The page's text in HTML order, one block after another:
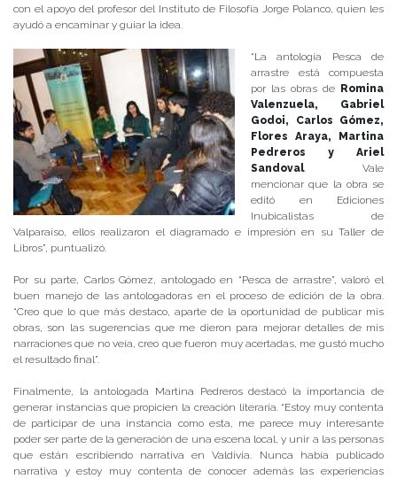
con el apoyo del profesor del Instituto de Filosofía Jorge Polanco, quien les
ayudó a encaminar y guiar la idea.
“La antología Pesca de
arrastre está compuesta
por las obras de Romina
Valenzuela, Gabriel
Godoi, Carlos Gómez,
Flores Araya, Martina
Pedreros y Ariel
Sandoval. Vale
mencionar que la obra se
editó en Ediciones
Inubicalistas de
Valparaíso, ellos realizaron el diagramado e impresión en su Taller de
Libros”, puntualizó.
Por su parte, Carlos Gómez, antologado en “Pesca de arrastre”, valoró el
buen manejo de las antologadoras en el proceso de edición de la obra.
“Creo que lo que más destaco, aparte de la oportunidad de publicar mis
obras, son las sugerencias que me dieron para mejorar detalles de mis
narraciones que no veía, creo que fueron muy acertadas, me gustó mucho
el resultado final”.
Finalmente, la antologada Martina Pedreros destacó la importancia de
generar instancias que propicien la creación literaria. “Estoy muy contenta
de participar de una instancia como esta, me parece muy interesante
poder ser parte de la generación de una escena local, y unir a las personas
que están escribiendo narrativa en Valdivia. Nunca había publicado
narrativa y estoy muy contenta de conocer además las experiencias